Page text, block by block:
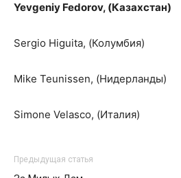
Yevgeniy Fedorov, (Казахстан)
Sergio Higuita, (Колумбия)
Mike Teunissen, (Нидерланды)
Simone Velasco, (Италия)
Предыдущая статья